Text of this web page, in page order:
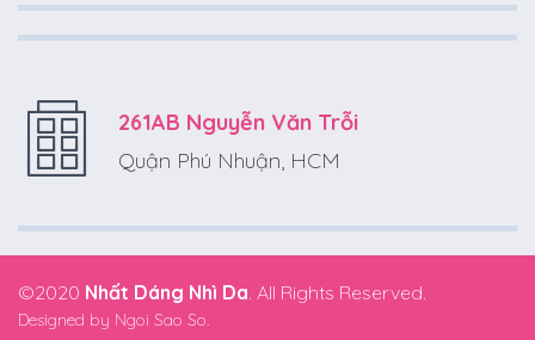
261AB Nguyễn Văn Trỗi
Quận Phú Nhuận, HCM
©2020 Nhất Dáng Nhì Da. All Rights Reserved.
Designed by Ngoi Sao So.